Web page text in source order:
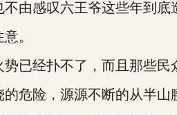
感叹六王爷这些年到底
。
经扑不了，而且那些民
险，源源不断的从半山